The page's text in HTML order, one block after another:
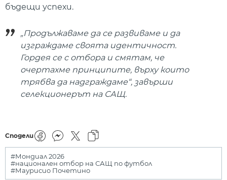
бъдещи успехи.
„Продължаваме да се развиваме и да
изграждаме своята идентичност.
Гордея се с отбора и смятам, че
очертахме принципите, върху които
трябва да надграждаме“, завърши
селекционерът на САЩ.
Сподели
#Мондиал 2026
#национален отбор на САЩ по футбол
#Маурисио Почетино